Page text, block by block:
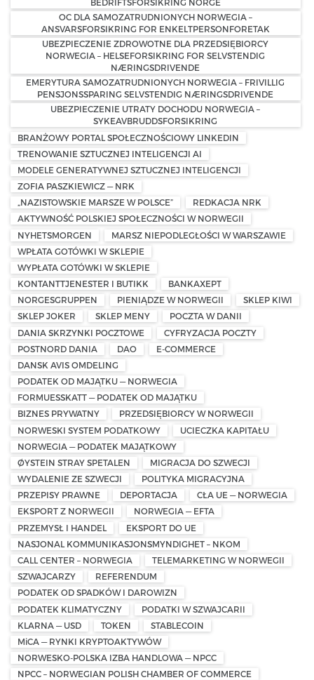
OC DLA SAMOZATRUDNIONYCH NORWEGIA –
ANSVARSFORSIKRING FOR ENKELTPERSONFORETAK
UBEZPIECZENIE ZDROWOTNE DLA PRZEDSIĘBIORCY
NORWEGIA – HELSEFORSIKRING FOR SELVSTENDIG
NÆRINGSDRIVENDE
EMERYTURA SAMOZATRUDNIONYCH NORWEGIA – FRIVILLIG
PENSJONSSPARING SELVSTENDIG NÆRINGSDRIVENDE
UBEZPIECZENIE UTRATY DOCHODU NORWEGIA –
SYKEAVBRUDDSFORSIKRING
BRANŻOWY PORTAL SPOŁECZNOŚCIOWY LINKEDIN
TRENOWANIE SZTUCZNEJ INTELIGENCJI AI
MODELE GENERATYWNEJ SZTUCZNEJ INTELIGENCJI
ZOFIA PASZKIEWICZ — NRK
„NAZISTOWSKIE MARSZE W POLSCE”
REDKACJA NRK
AKTYWNOŚĆ POLSKIEJ SPOŁECZNOŚCI W NORWEGII
NYHETSMORGEN
MARSZ NIEPODLEGŁOŚCI W WARSZAWIE
WPŁATA GOTÓWKI W SKLEPIE
WYPŁATA GOTÓWKI W SKLEPIE
KONTANTTJENESTER I BUTIKK
BANKAXEPT
NORGESGRUPPEN
PIENIĄDZE W NORWEGII
SKLEP KIWI
SKLEP JOKER
SKLEP MENY
POCZTA W DANII
DANIA SKRZYNKI POCZTOWE
CYFRYZACJA POCZTY
POSTNORD DANIA
DAO
E-COMMERCE
DANSK AVIS OMDELING
PODATEK OD MAJĄTKU — NORWEGIA
FORMUESSKATT — PODATEK OD MAJĄTKU
BIZNES PRYWATNY
PRZEDSIĘBIORCY W NORWEGII
NORWESKI SYSTEM PODATKOWY
UCIECZKA KAPITAŁU
NORWEGIA — PODATEK MAJĄTKOWY
ØYSTEIN STRAY SPETALEN
MIGRACJA DO SZWECJI
WYDALENIE ZE SZWECJI
POLITYKA MIGRACYJNA
PRZEPISY PRAWNE
DEPORTACJA
CŁA UE — NORWEGIA
EKSPORT Z NORWEGII
NORWEGIA — EFTA
PRZEMYSŁ I HANDEL
EKSPORT DO UE
NASJONAL KOMMUNIKASJONSMYNDIGHET – NKOM
CALL CENTER – NORWEGIA
TELEMARKETING W NORWEGII
SZWAJCARZY
REFERENDUM
PODATEK OD SPADKÓW I DAROWIZN
PODATEK KLIMATYCZNY
PODATKI W SZWAJCARII
KLARNA — USD
TOKEN
STABLECOIN
MiCA — RYNKI KRYPTOAKTYWÓW
NORWESKO-POLSKA IZBA HANDLOWA — NPCC
NPCC – NORWEGIAN POLISH CHAMBER OF COMMERCE